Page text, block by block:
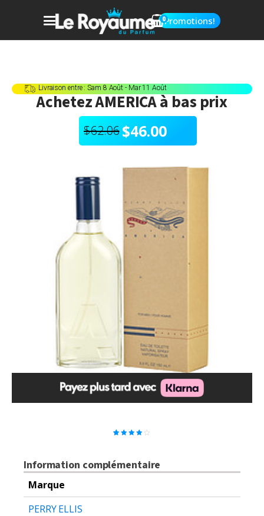
0Promotions!
Livraison entre : Sam 8 Août - Mar 11 Août
AchetezAMERICAà bas prix
$62.06
Le
initial
était :
$62.06.
$46.00
Le
actuel
est :
$46.00.
sur
notations
Information complémentaire
Marque
PERRY ELLIS